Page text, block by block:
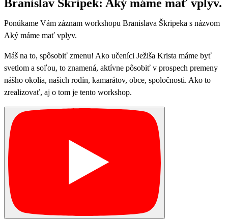
Branislav Škripek: Aký máme mať vplyv.
Ponúkame Vám záznam workshopu Branislava Škripeka s názvom
Aký máme mať vplyv.
Máš na to, spôsobiť zmenu! Ako učeníci Ježiša Krista máme byť
svetlom a soľou, to znamená, aktívne pôsobiť v prospech premeny
nášho okolia, našich rodín, kamarátov, obce, spoločnosti. Ako to
zrealizovať, aj o tom je tento workshop.